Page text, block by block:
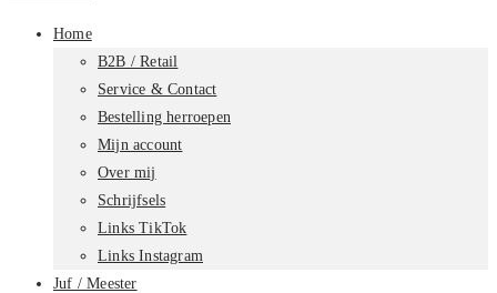
Home
B2B / Retail
Service & Contact
Bestelling herroepen
Mijn account
Over mij
Schrijfsels
Links TikTok
Links Instagram
Juf / Meester